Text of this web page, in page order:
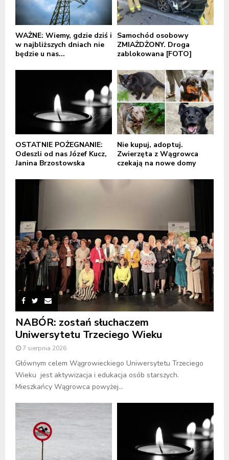
WAŻNE: Wiemy, gdzie dziś i
w najbliższych dniach nie
będzie u nas...
Samochód osobowy
ZMIAŻDŻONY. Droga
zablokowana [FOTO]
OSTATNIE POŻEGNANIE:
Odeszli od nas Józef Kucz,
Janina Brzostowska
Nie kupuj, adoptuj.
Zwierzęta z Wągrowca
czekają na nowe domy
NABÓR: zostań słuchaczem
Uniwersytetu Trzeciego Wieku
7 sierpnia 2026
Głównym celem Wągrowieckiego Uniwersytetu Trzeciego
Wieku jest aktywizacja i edukacja osób starszych.
Mieszkańcy Wągrowca powyżej...